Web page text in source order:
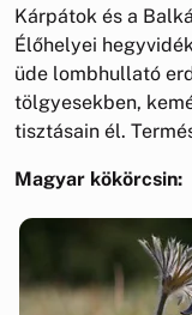
Kárpátok és a
Élőhelyei
üde lombhullató
tölgyesekben,
tisztásain él.
Magyar kökörcsin: